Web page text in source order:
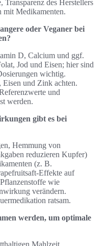
Transparenz des Herstellers
mit Medikamenten.
oder Veganer bei
D, Calcium und ggf.
Jod und Eisen; hier sind
wichtig.
und Zink achten.
und
werden.
gibt es bei
Hemmung von
reduzieren Kupfer)
(z. B.
auf
wie
verändern.
ratsam.
werden, um optimale